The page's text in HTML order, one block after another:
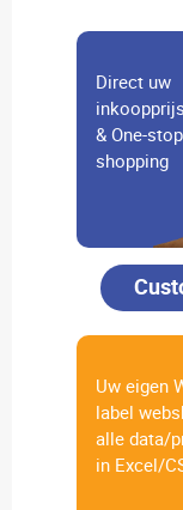
Direct uw
& One-stop
shopping
Uw eigen
label
alle data/
in Excel/